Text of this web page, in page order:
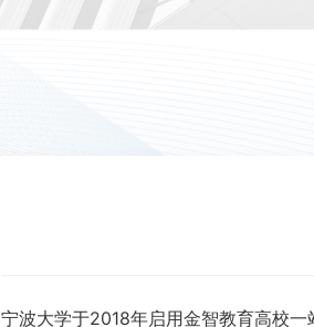
宁波大学于2018年启用金智教育高校